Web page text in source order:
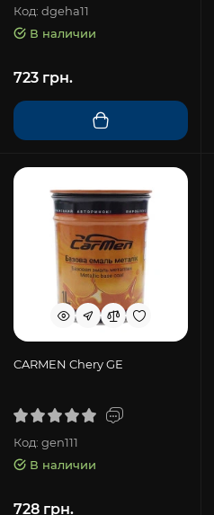
Код: dgeha11
В наличии
723 грн.
CARMEN Chery GE
Код: gen111
В наличии
728 грн.